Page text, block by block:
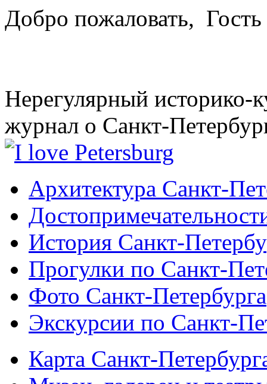
Добро пожаловать, Гость
Нерегулярный историко-
журнал о Санкт-
Архитектура Санкт-
История Санкт-
Прогулки по Санкт-
Фото Санкт-Петербурга
Экскурсии по Санкт-
Карта Санкт-